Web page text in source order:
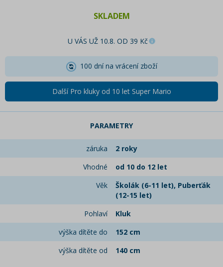
SKLADEM
U VÁS UŽ 10.8. OD 39 Kč
100 dní na vrácení zboží
Další Pro kluky od 10 let Super Mario
PARAMETRY
záruka
2 roky
Vhodné
od 10 do 12 let
Věk
Školák (6-11 let), Puberťák
(12-15 let)
Pohlaví
Kluk
výška dítěte do
152 cm
výška dítěte od
140 cm